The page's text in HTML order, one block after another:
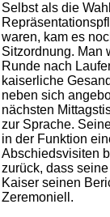
Selbst als die
waren, kam es
Sitzordnung. Man
Runde nach
kaiserliche
neben sich
nächsten
zur Sprache.
in der Funktion
Abschiedsvisiten
zurück, dass
Kaiser seinen
Zeremoniell.